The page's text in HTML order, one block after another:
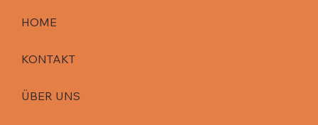
HOME
KONTAKT
ÜBER UNS